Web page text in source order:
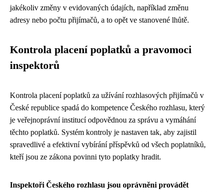
jakékoliv změny v evidovaných údajích, například změnu
adresy nebo počtu přijímačů, a to opět ve stanovené lhůtě.
Kontrola placení poplatků a pravomoci
inspektorů
Kontrola placení poplatků za užívání rozhlasových přijímačů v
České republice spadá do kompetence Českého rozhlasu, který
je veřejnoprávní institucí odpovědnou za správu a vymáhání
těchto poplatků. Systém kontroly je nastaven tak, aby zajistil
spravedlivé a efektivní vybírání příspěvků od všech poplatníků,
kteří jsou ze zákona povinni tyto poplatky hradit.
Inspektoři Českého rozhlasu jsou oprávněni provádět